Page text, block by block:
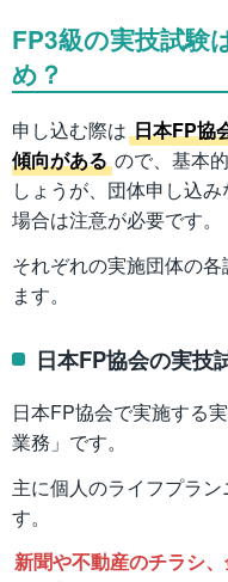
FP3級の実技試験
め？
申し込む際は 日本FP協
傾向がある ので、基本
しょうが、団体申し込
場合は注意が必要です。
それぞれの実施団体の
ます。
日本FP協会の実技
日本FP協会で実施する
業務」です。
主に個人のライフプラ
す。
新聞や不動産のチラシ